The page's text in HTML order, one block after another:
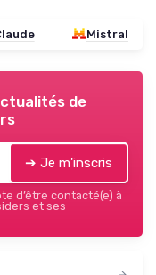
Mistral
de
➔ Je m'inscris
d’être contacté(e) à
et ses